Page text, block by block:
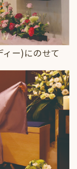
ー)にのせて